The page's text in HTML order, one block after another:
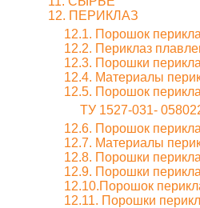
12. ПЕРИКЛАЗ
12.1. Порошок
12.2. Периклаз
12.3. Порошки
12.4. Материалы
12.5. Порошок
ТУ 1527-031-
12.6. Порошок
12.7. Материалы
12.8. Порошки
12.9. Порошки
12.10.Порошок
12.11. Порошки